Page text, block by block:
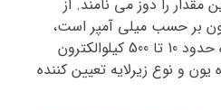
مقدار را دوز می نامند. از
بر حسب میلی آمپر است،
انرژی یون های کاشته شده حدود 10 تا 500 کیلوالکترون
و نوع زیرلایه تعیین کننده